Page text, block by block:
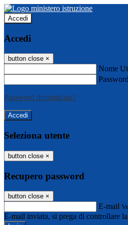
Accedi
Accedi
button close ×
Nome
Password dimenticata?
Seleziona utente
button close ×
Recupero password
button close ×
E-mail
E-mail inviata, si prega di controllare